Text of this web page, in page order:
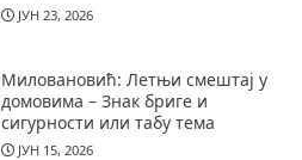
ЈУН 23, 2026
Миловановић: Летњи смештај у
домовима – Знак бриге и
сигурности или табу тема
ЈУН 15, 2026